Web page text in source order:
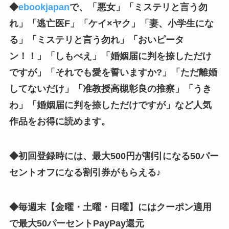
◆ebookjapanで、「悪女」「ミステリと言う勿
れ」「逃亡医F」「ケイ×ヤク」「妻、小学生にな
る」「 ミステリと言う勿れ」「おいピータ
ン！！」「しもべえ」「婚姻届に判を捺しただけ
ですが」「それでも愛を誓いますか?」「ただ離婚
してないだけ」「准教授高槻彰良の推察」「うき
わ」「婚姻届に判を捺しただけですが」 など人気
作品をお得に読めます。
◆初回登録時には、最大500円が割引になる50パー
セントオフになる割引券がもらえる♪
◆毎週末【金曜・土曜・日曜】にはクーポン適用
で最大50パーセントPayPay還元